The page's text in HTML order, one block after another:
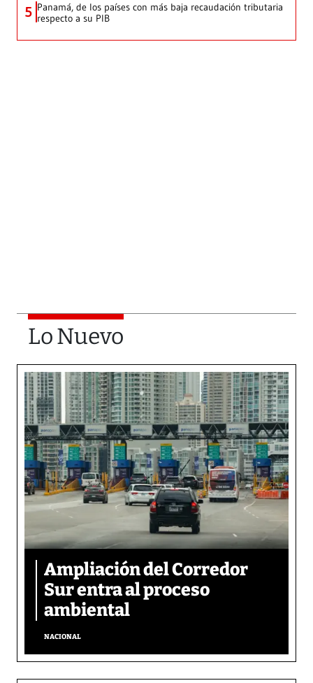
5 Panamá, de los países con más baja recaudación tributaria
respecto a su PIB
Lo Nuevo
Ampliación del Corredor
Sur entra al proceso
ambiental
NACIONAL